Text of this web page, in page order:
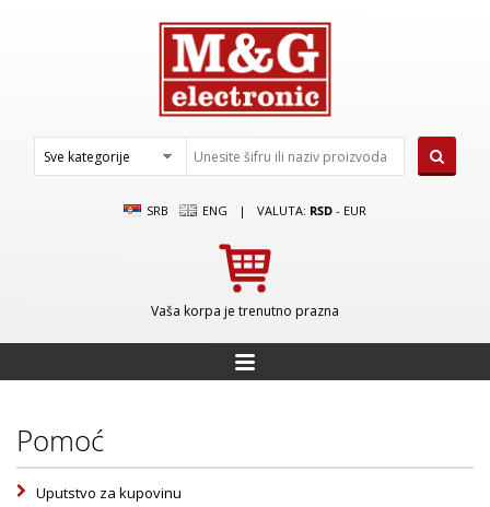
SRB ENG | VALUTA: RSD - EUR
Vaša korpa je trenutno prazna
Pomoć
Uputstvo za kupovinu